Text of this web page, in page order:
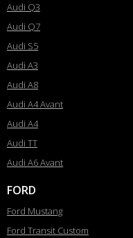
Audi Q3
Audi Q7
Audi S5
Audi A3
Audi A8
Audi A4 Avant
Audi A4
Audi TT
Audi A6 Avant
FORD
Ford Mustang
Ford Transit Custom